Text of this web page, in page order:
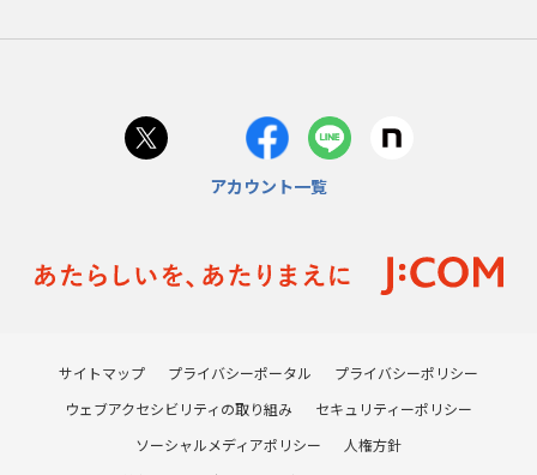
アカウント一覧
サイトマップ プライバシーポータル
プライバシーポリシー
ウェブアクセシビリティの取り組み
セキュリティーポリシー
ソーシャルメディアポリシー
人権方針